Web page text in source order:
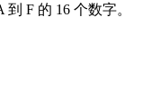
F 的 16 个数字。